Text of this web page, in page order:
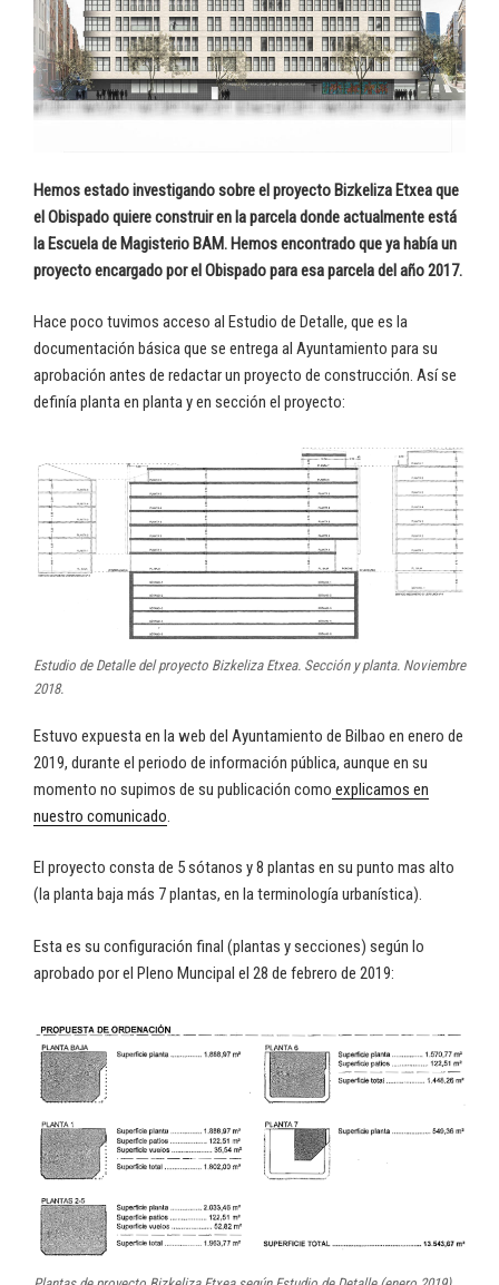
Hemos estado investigando sobre el proyecto Bizkeliza Etxea que
el Obispado quiere construir en la parcela donde actualmente está
la Escuela de Magisterio BAM. Hemos encontrado que ya había un
proyecto encargado por el Obispado para esa parcela del año 2017.
Hace poco tuvimos acceso al Estudio de Detalle, que es la
documentación básica que se entrega al Ayuntamiento para su
aprobación antes de redactar un proyecto de construcción. Así se
definía planta en planta y en sección el proyecto:
Estudio de Detalle del proyecto Bizkeliza Etxea. Sección y planta. Noviembre
2018.
Estuvo expuesta en la web del Ayuntamiento de Bilbao en enero de
2019, durante el periodo de información pública, aunque en su
momento no supimos de su publicación como explicamos en
nuestro comunicado.
El proyecto consta de 5 sótanos y 8 plantas en su punto mas alto
(la planta baja más 7 plantas, en la terminología urbanística).
Esta es su configuración final (plantas y secciones) según lo
aprobado por el Pleno Muncipal el 28 de febrero de 2019: